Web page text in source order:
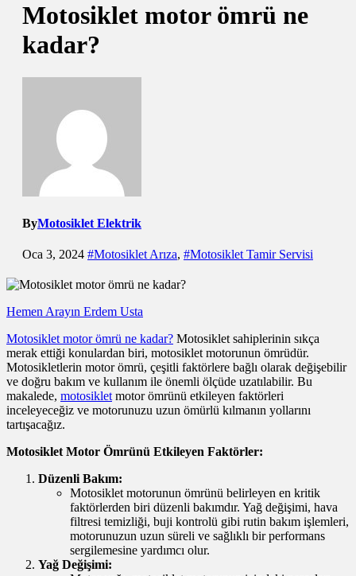
Motosiklet motor ömrü ne
kadar?
ByMotosiklet Elektrik
Oca 3, 2024 #Motosiklet Arıza, #Motosiklet Tamir Servisi
Hemen Arayın Erdem Usta
Motosiklet motor ömrü ne kadar? Motosiklet sahiplerinin sıkça
merak ettiği konulardan biri, motosiklet motorunun ömrüdür.
Motosikletlerin motor ömrü, çeşitli faktörlere bağlı olarak değişebilir
ve doğru bakım ve kullanım ile önemli ölçüde uzatılabilir. Bu
makalede, motosikletmotor ömrünü etkileyen faktörleri
inceleyeceğiz ve motorunuzu uzun ömürlü kılmanın yollarını
tartışacağız.
Motosiklet Motor Ömrünü Etkileyen Faktörler:
Düzenli Bakım:
Motosiklet motorunun ömrünü belirleyen en kritik
faktörlerden biri düzenli bakımdır. Yağ değişimi, hava
filtresi temizliği, buji kontrolü gibi rutin bakım işlemleri,
motorunuzun uzun süreli ve sağlıklı bir performans
sergilemesine yardımcı olur.
Yağ Değişimi: